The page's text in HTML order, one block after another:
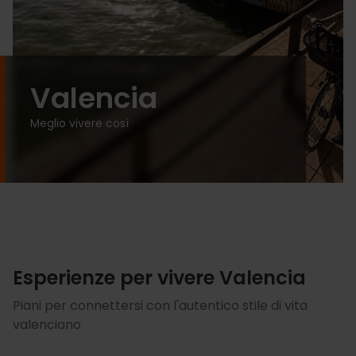
Valencia
Meglio vivere così
Esperienze per vivere Valencia
Piani per connettersi con l'autentico stile di vita
valenciano